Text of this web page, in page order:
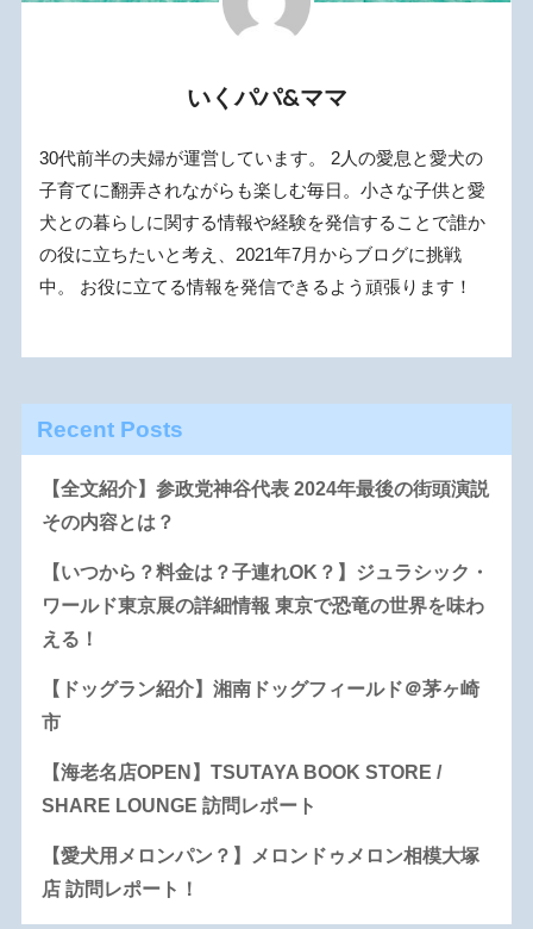
いくパパ&ママ
30代前半の夫婦が運営しています。 2人の愛息と愛犬の
子育てに翻弄されながらも楽しむ毎日。小さな子供と愛
犬との暮らしに関する情報や経験を発信することで誰か
の役に立ちたいと考え、2021年7月からブログに挑戦
中。 お役に立てる情報を発信できるよう頑張ります！
Recent Posts
【全文紹介】参政党神谷代表 2024年最後の街頭演説
その内容とは？
【いつから？料金は？子連れOK？】ジュラシック・
ワールド東京展の詳細情報 東京で恐竜の世界を味わ
える！
【ドッグラン紹介】湘南ドッグフィールド＠茅ヶ崎
市
【海老名店OPEN】TSUTAYA BOOK STORE /
SHARE LOUNGE 訪問レポート
【愛犬用メロンパン？】メロンドゥメロン相模大塚
店 訪問レポート！